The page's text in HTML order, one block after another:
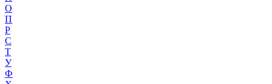
О
П
Р
С
Т
У
Ф